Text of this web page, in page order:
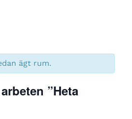
ägt rum.
”Heta